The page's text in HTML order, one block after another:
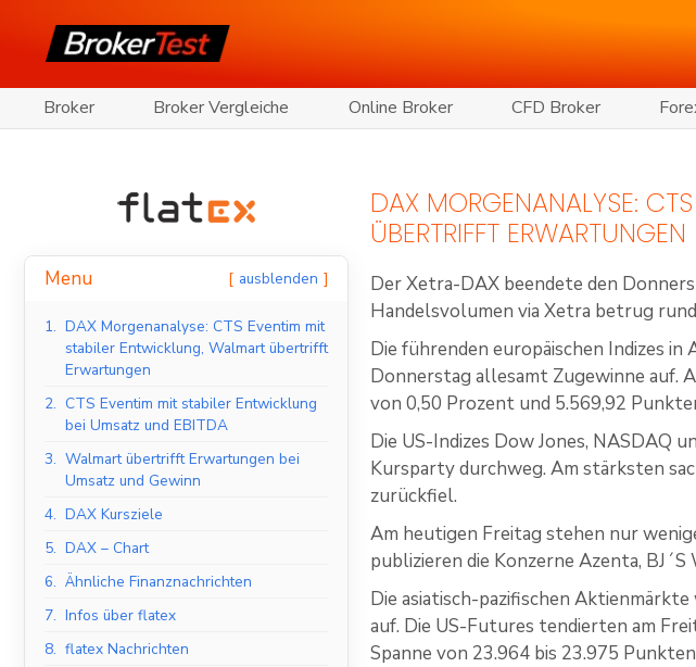
Broker Broker Vergleiche Online Broker CFD Broker
Menu ausblenden
1. DAX Morgenanalyse: CTS Eventim mit
stabiler Entwicklung, Walmart übertrifft
Erwartungen
2. CTS Eventim mit stabiler Entwicklung
bei Umsatz und EBITDA
3. Walmart übertrifft Erwartungen bei
Umsatz und Gewinn
4. DAX Kursziele
5. DAX – Chart
6. Ähnliche Finanznachrichten
7. Infos über flatex
8. flatex Nachrichten
DAX MORGENANALYSE:
ÜBERTRIFFT ERWARTUNGEN
Der Xetra-DAX beendete den
Handelsvolumen via Xetra betrug
Die führenden europäischen Indizes in
Donnerstag allesamt Zugewinne auf.
von 0,50 Prozent und 5.569,92
Die US-Indizes Dow Jones, NASDAQ
Kursparty durchweg. Am stärksten
zurückfiel.
Am heutigen Freitag stehen nur
publizieren die Konzerne Azenta,
Die asiatisch-pazifischen
auf. Die US-Futures tendierten am
Spanne von 23.964 bis 23.975